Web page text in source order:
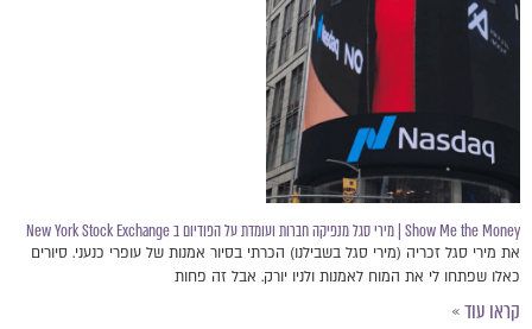
Show Me the Money | מירי סגל מנפיקה חברות ועומדת על הפודיום ב New York Stock Exchange
את מירי סגל זכריה (מירי סגל בשבילנו) הכרתי בסיור אמנות של עופרי כנעני. סיורים
כאלו שפתחו לי את המוח לאמנות ולניו יורק. אבל זה פחות
קראו עוד »